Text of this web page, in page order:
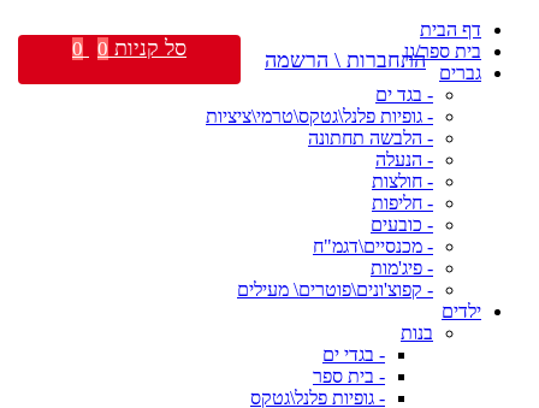
דף הבית
בית ספר/גן
גברים
- בגד ים
- גופיות פלנל\גטקס\טרמי\ציציות
- הלבשה תחתונה
- הנעלה
- חולצות
- חליפות
- כובעים
- מכנסיים\דגמ"ח
- פיג'מות
- קפוצ'ונים\פוטרים\ מעילים
ילדים
בנות
- בגדי ים
- בית ספר
- גופיות פלנל\גטקס
התחברות \ הרשמה סל קניות 0
0